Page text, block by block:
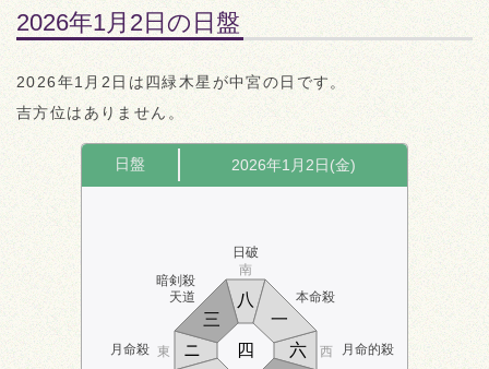
2026年1月2日の日盤
2026年1月2日は四緑木星が中宮の日です。
吉方位はありません。
日盤 2026年1月2日(金)
暗剣殺
天道
日破
本命殺
月命殺 月命的殺
南
東 西
一
ニ
三
四
六
八